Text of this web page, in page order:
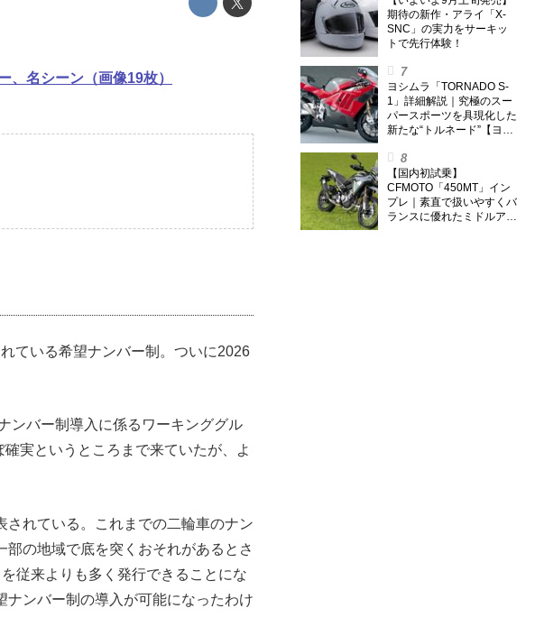
期待の新作・アライ「X-
SNC」の実力をサーキッ
トで先行体験！
ヨシムラ「TORNADO S-
1」詳細解説｜究極のスー
パースポーツを具現化した
新たな“トルネード”【ヨシ
【国内初試乗】
CFMOTO「450MT」イン
プレ｜素直で扱いやすくバ
ランスに優れたミドルアド
名シーン（画像19枚）
ている希望ナンバー制。ついに2026
ンバー制導入に係るワーキンググル
実というところまで来ていたが、よ
れている。これまでの二輪車のナン
の地域で底を突くおそれがあるとさ
従来よりも多く発行できることにな
ンバー制の導入が可能になったわけ